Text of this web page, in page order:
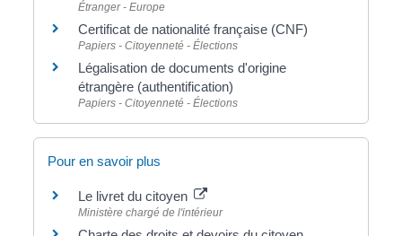
Étranger - Europe
Certificat de nationalité française (CNF)
Papiers - Citoyenneté - Élections
Légalisation de documents d'origine
étrangère (authentification)
Papiers - Citoyenneté - Élections
Pour en savoir plus
Le livret du citoyen
Ministère chargé de l'intérieur